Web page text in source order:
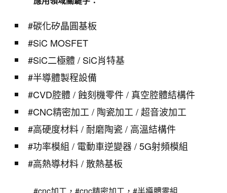
#碳化矽晶圓基板
#SiC MOSFET
#SiC二極體 / SiC肖特基
#半導體製程設備
#CVD腔體 / 蝕刻機零件 / 真空腔體結構件
#CNC精密加工 / 陶瓷加工 / 超音波加工
#高硬度材料 / 耐磨陶瓷 / 高溫結構件
#功率模組 / 電動車逆變器 / 5G射頻模組
#高熱導材料 / 散熱基板
#cnc加工，#cnc精密加工，#半導體零組